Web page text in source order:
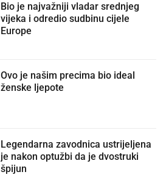
Bio je najvažniji vladar srednjeg
vijeka i odredio sudbinu cijele
Europe
Ovo je našim precima bio ideal
ženske ljepote
Legendarna zavodnica ustrijeljena
je nakon optužbi da je dvostruki
špijun